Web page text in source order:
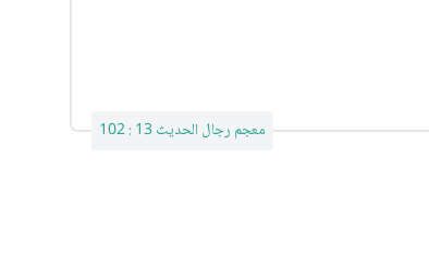
معجم رجال الحديث 13 : 102